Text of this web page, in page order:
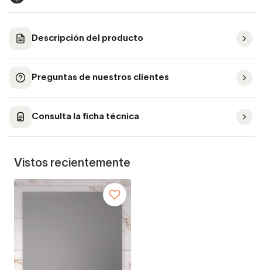
Descripción del producto
Preguntas de nuestros clientes
Consulta la ficha técnica
Vistos recientemente